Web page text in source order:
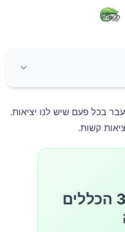
בכל פעם שיש לנו יציאות.
קשות.
🎁 קבלו חינם: מדריך 30 הכללים